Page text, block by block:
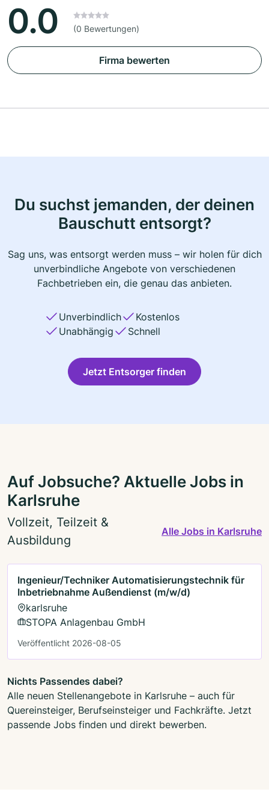
0.0 (0 Bewertungen)
Firma bewerten
Du suchst jemanden, der deinen
Bauschutt entsorgt?
Sag uns, was entsorgt werden muss – wir holen für dich
unverbindliche Angebote von verschiedenen
Fachbetrieben ein, die genau das anbieten.
Unverbindlich
Kostenlos
Unabhängig
Schnell
Jetzt Entsorger finden
Auf Jobsuche? Aktuelle Jobs in
Karlsruhe
Vollzeit, Teilzeit &
Ausbildung
Alle Jobs in Karlsruhe
Ingenieur/Techniker Automatisierungstechnik für
Inbetriebnahme Außendienst (m/w/d)
karlsruhe
STOPA Anlagenbau GmbH
Veröffentlicht 2026-08-05
Nichts Passendes dabei?
Alle neuen Stellenangebote in Karlsruhe – auch für
Quereinsteiger, Berufseinsteiger und Fachkräfte. Jetzt
passende Jobs finden und direkt bewerben.